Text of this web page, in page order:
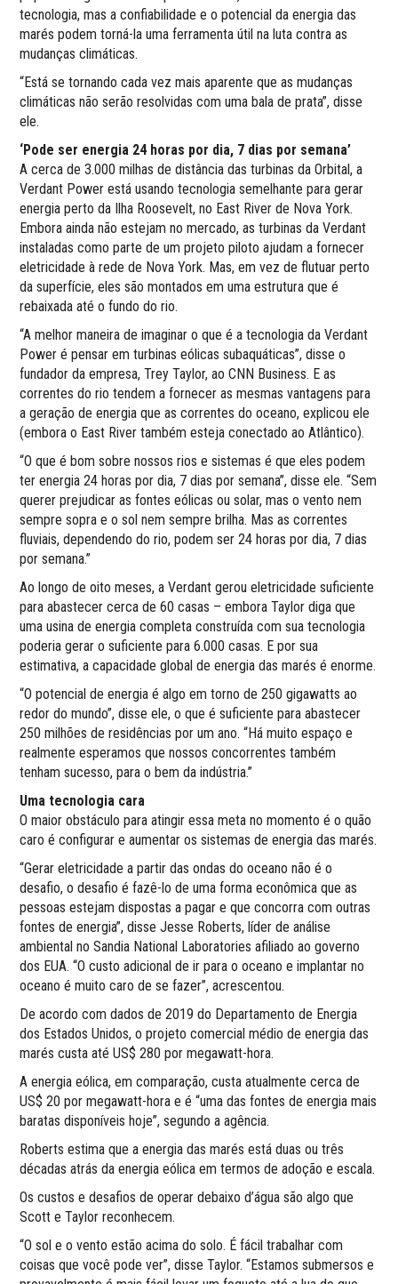
tecnologia, mas a confiabilidade e o potencial da energia das
marés podem torná-la uma ferramenta útil na luta contra as
mudanças climáticas.
“Está se tornando cada vez mais aparente que as mudanças
climáticas não serão resolvidas com uma bala de prata”, disse
ele.
‘Pode ser energia 24 horas por dia, 7 dias por semana’
A cerca de 3.000 milhas de distância das turbinas da Orbital, a
Verdant Power está usando tecnologia semelhante para gerar
energia perto da Ilha Roosevelt, no East River de Nova York.
Embora ainda não estejam no mercado, as turbinas da Verdant
instaladas como parte de um projeto piloto ajudam a fornecer
eletricidade à rede de Nova York. Mas, em vez de flutuar perto
da superfície, eles são montados em uma estrutura que é
rebaixada até o fundo do rio.
“A melhor maneira de imaginar o que é a tecnologia da Verdant
Power é pensar em turbinas eólicas subaquáticas”, disse o
fundador da empresa, Trey Taylor, ao CNN Business. E as
correntes do rio tendem a fornecer as mesmas vantagens para
a geração de energia que as correntes do oceano, explicou ele
(embora o East River também esteja conectado ao Atlântico).
“O que é bom sobre nossos rios e sistemas é que eles podem
ter energia 24 horas por dia, 7 dias por semana”, disse ele. “Sem
querer prejudicar as fontes eólicas ou solar, mas o vento nem
sempre sopra e o sol nem sempre brilha. Mas as correntes
fluviais, dependendo do rio, podem ser 24 horas por dia, 7 dias
por semana.”
Ao longo de oito meses, a Verdant gerou eletricidade suficiente
para abastecer cerca de 60 casas – embora Taylor diga que
uma usina de energia completa construída com sua tecnologia
poderia gerar o suficiente para 6.000 casas. E por sua
estimativa, a capacidade global de energia das marés é enorme.
“O potencial de energia é algo em torno de 250 gigawatts ao
redor do mundo”, disse ele, o que é suficiente para abastecer
250 milhões de residências por um ano. “Há muito espaço e
realmente esperamos que nossos concorrentes também
tenham sucesso, para o bem da indústria.”
Uma tecnologia cara
O maior obstáculo para atingir essa meta no momento é o quão
caro é configurar e aumentar os sistemas de energia das marés.
“Gerar eletricidade a partir das ondas do oceano não é o
desafio, o desafio é fazê-lo de uma forma econômica que as
pessoas estejam dispostas a pagar e que concorra com outras
fontes de energia”, disse Jesse Roberts, líder de análise
ambiental no Sandia National Laboratories afiliado ao governo
dos EUA. “O custo adicional de ir para o oceano e implantar no
oceano é muito caro de se fazer”, acrescentou.
De acordo com dados de 2019 do Departamento de Energia
dos Estados Unidos, o projeto comercial médio de energia das
marés custa até US$ 280 por megawatt-hora.
A energia eólica, em comparação, custa atualmente cerca de
US$ 20 por megawatt-hora e é “uma das fontes de energia mais
baratas disponíveis hoje”, segundo a agência.
Roberts estima que a energia das marés está duas ou três
décadas atrás da energia eólica em termos de adoção e escala.
Os custos e desafios de operar debaixo d’água são algo que
Scott e Taylor reconhecem.
“O sol e o vento estão acima do solo. É fácil trabalhar com
coisas que você pode ver”, disse Taylor. “Estamos submersos e